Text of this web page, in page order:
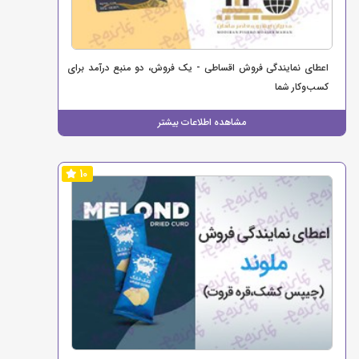
اعطای نمایندگی فروش اقساطی - یک فروش، دو منبع درآمد برای
کسب‌وکار شما
مشاهده اطلاعات بیشتر
10